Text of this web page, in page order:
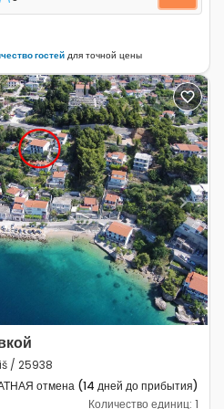
гостейдля точной цены
Next
/ 25938
отмена (14 дней до прибытия)
Количество единиц: 1